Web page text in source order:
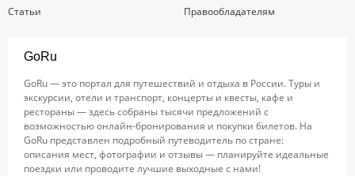
Статьи
Правообладателям
GoRu
GoRu — это портал для путешествий и отдыха в России. Туры и
экскурсии, отели и транспорт, концерты и квесты, кафе и
рестораны — здесь собраны тысячи предложений с
возможностью онлайн-бронирования и покупки билетов. На
GoRu представлен подробный путеводитель по стране:
описания мест, фотографии и отзывы — планируйте идеальные
поездки или проводите лучшие выходные с нами!